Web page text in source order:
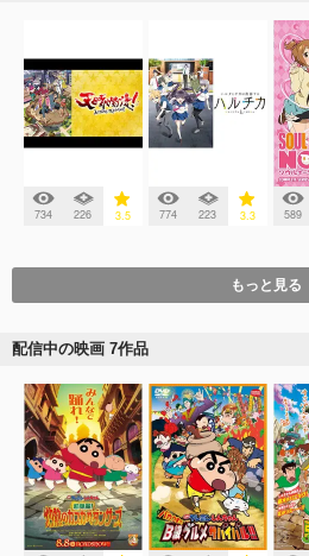
734 226 3.5 774 223 3.3 589
もっと見る
配信中の映画 7作品